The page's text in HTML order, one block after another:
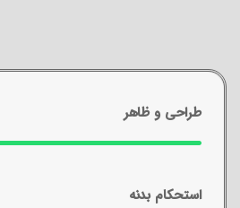
طراحی و ظاهر
استحکام بدنه